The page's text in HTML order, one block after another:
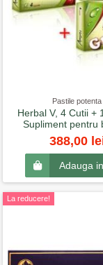
Pastile potenta
Herbal V, 4 Cutii +
Supliment pentru
388,00
Adauga
La reducere!